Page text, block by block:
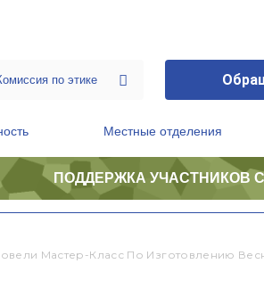
Местные отделения
ПОДДЕРЖКА УЧАСТНИКОВ
Мастер-Класс По Изготовлению